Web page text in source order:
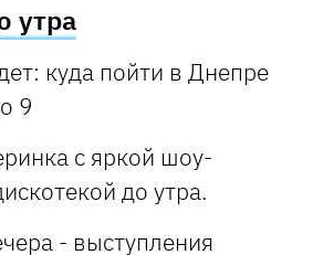
утра
с яркой шоу-
до утра.
- выступления